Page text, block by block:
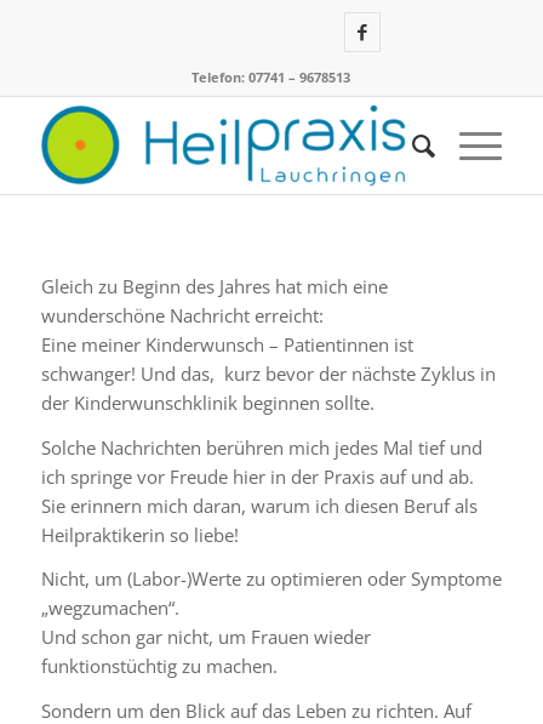
Telefon: 07741 – 9678513
Gleich zu Beginn des Jahres hat mich eine
wunderschöne Nachricht erreicht:
Eine meiner Kinderwunsch – Patientinnen ist
schwanger! Und das, kurz bevor der nächste Zyklus in
der Kinderwunschklinik beginnen sollte.
Solche Nachrichten berühren mich jedes Mal tief und
ich springe vor Freude hier in der Praxis auf und ab.
Sie erinnern mich daran, warum ich diesen Beruf als
Heilpraktikerin so liebe!
Nicht, um (Labor-)Werte zu optimieren oder Symptome
„wegzumachen“.
Und schon gar nicht, um Frauen wieder
funktionstüchtig zu machen.
Sondern um den Blick auf das Leben zu richten. Auf